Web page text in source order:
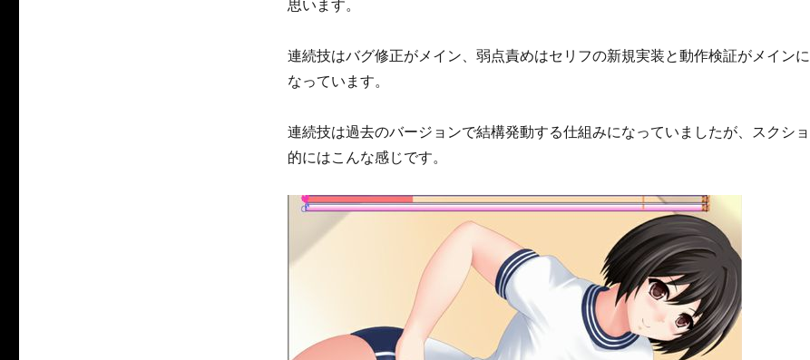
思います。
連続技はバグ修正がメイン、弱点責めはセリフの新規実装と動作検証がメインに
なっています。
連続技は過去のバージョンで結構発動する仕組みになっていましたが、スクショ
的にはこんな感じです。